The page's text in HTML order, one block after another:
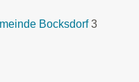
Bocksdorf 3